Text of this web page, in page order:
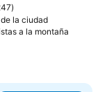
la ciudad
a la montaña